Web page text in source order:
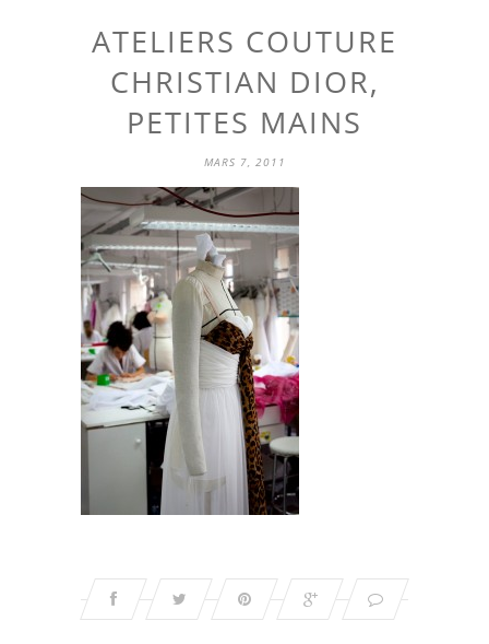
ATELIERS COUTURE
CHRISTIAN DIOR,
PETITES MAINS
MARS 7, 2011